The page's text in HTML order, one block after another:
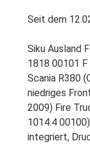
Seit dem
Siku Ausland
1818 00101
Scania R380
niedriges
2009) Fire
1014.4
integriert,